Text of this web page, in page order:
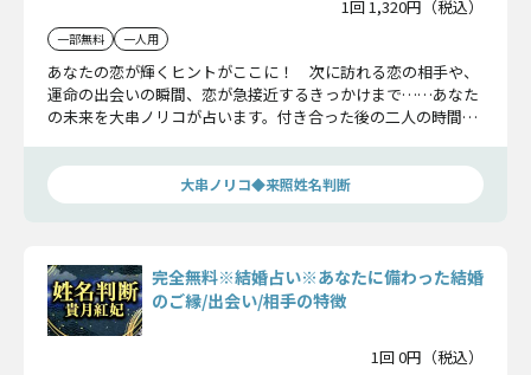
1回 1,320円（税込）
一部無料 一人用
あなたの恋が輝くヒントがここに！ 次に訪れる恋の相手や、
運命の出会いの瞬間、恋が急接近するきっかけまで……あなた
の未来を大串ノリコが占います。付き合った後の二人の時間、
は、ぜひチェックしてください！
大串ノリコ◆来照姓名判断
完全無料※結婚占い※あなたに備わった結婚
のご縁/出会い/相手の特徴
1回 0円（税込）